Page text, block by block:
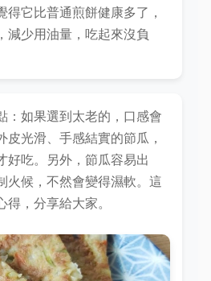
得它比普通煎餅健康多了，
減少用油量，吃起來沒負
：如果選到太老的，口感會
皮光滑、手感結實的節瓜，
好吃。另外，節瓜容易出
火候，不然會變得濕軟。這
，分享給大家。